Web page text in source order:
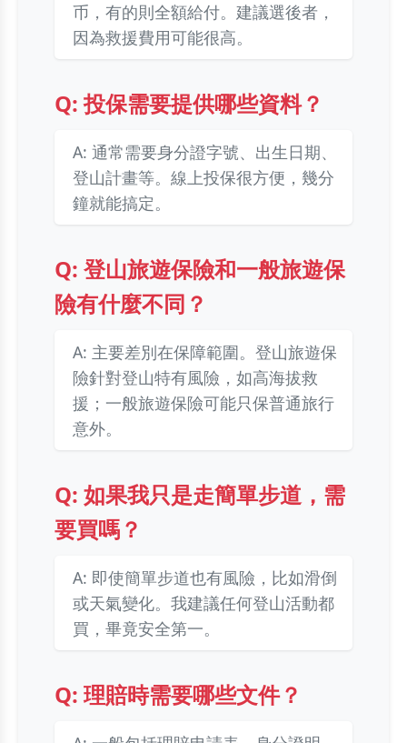
币，有的則全額給付。建議選後者，
因為救援費用可能很高。
Q: 投保需要提供哪些資料？
A: 通常需要身分證字號、出生日期、
登山計畫等。線上投保很方便，幾分
鐘就能搞定。
Q: 登山旅遊保險和一般旅遊保
險有什麼不同？
A: 主要差別在保障範圍。登山旅遊保
險針對登山特有風險，如高海拔救
援；一般旅遊保險可能只保普通旅行
意外。
Q: 如果我只是走簡單步道，需
要買嗎？
A: 即使簡單步道也有風險，比如滑倒
或天氣變化。我建議任何登山活動都
買，畢竟安全第一。
Q: 理賠時需要哪些文件？